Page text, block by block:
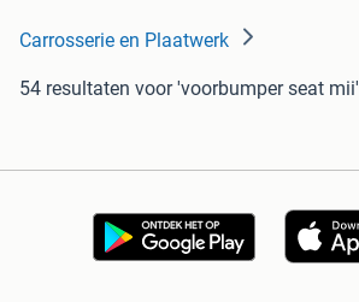
Carrosserie en Plaatwerk
54 resultaten voor 'voorbumper seat mii'